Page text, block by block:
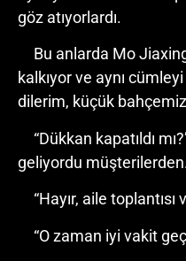
göz atıyorlardı.
Bu anlarda Mo
kalkıyor ve aynı
dilerim, küçük bahçemiz
“Dükkan kapatıldı
geliyordu
“Hayır, aile toplantısı
“O zaman iyi vakit